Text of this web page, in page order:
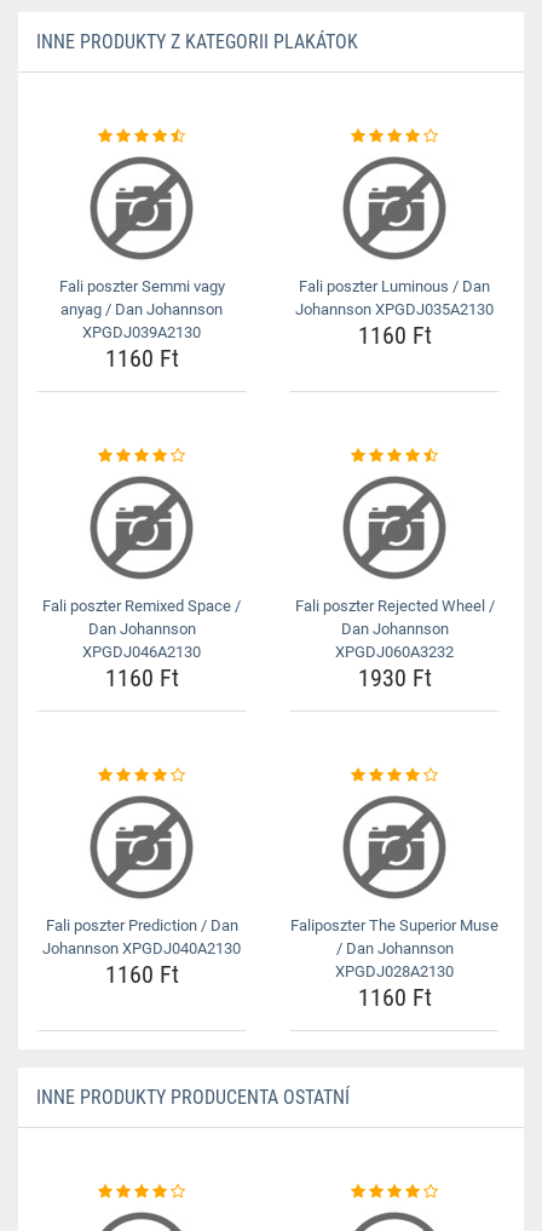
INNE PRODUKTY Z KATEGORII PLAKÁTOK
Fali poszter Semmi vagy
anyag / Dan Johannson
XPGDJ039A2130
1160 Ft
Fali poszter Luminous / Dan
Johannson XPGDJ035A2130
1160 Ft
Fali poszter Remixed Space /
Dan Johannson
XPGDJ046A2130
1160 Ft
Fali poszter Rejected Wheel /
Dan Johannson
XPGDJ060A3232
1930 Ft
Fali poszter Prediction / Dan
Johannson XPGDJ040A2130
1160 Ft
Faliposzter The Superior Muse
/ Dan Johannson
XPGDJ028A2130
1160 Ft
INNE PRODUKTY PRODUCENTA OSTATNÍ